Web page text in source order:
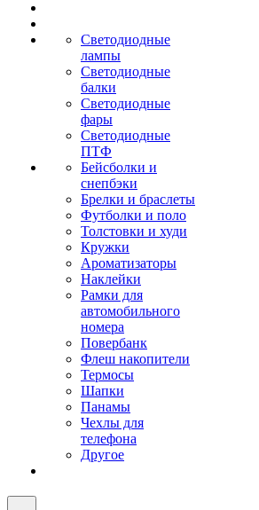
Светодиодные
лампы
Светодиодные
балки
Светодиодные
фары
Светодиодные
ПТФ
Бейсболки и
снепбэки
Брелки и браслеты
Футболки и поло
Толстовки и худи
Кружки
Ароматизаторы
Наклейки
Рамки для
автомобильного
номера
Повербанк
Флеш накопители
Термосы
Шапки
Панамы
Чехлы для
телефона
Другое